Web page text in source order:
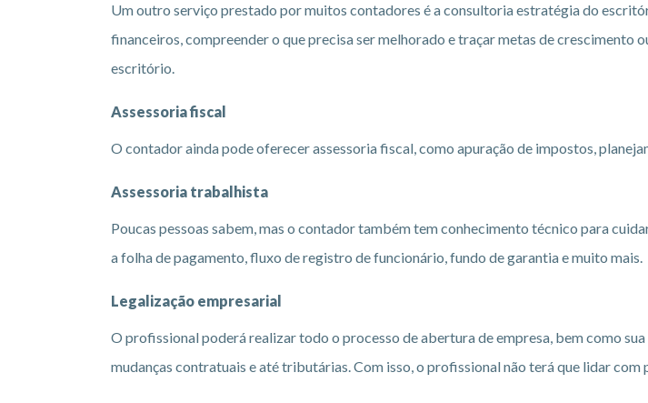
Um outro serviço prestado por muitos contadores é a consultoria estratégia do
financeiros, compreender o que precisa ser melhorado e traçar metas de crescimento
escritório.
Assessoria fiscal
O contador ainda pode oferecer assessoria fiscal, como apuração de impostos,
Assessoria trabalhista
Poucas pessoas sabem, mas o contador também tem conhecimento técnico para
a folha de pagamento, fluxo de registro de funcionário, fundo de garantia e muito mais.
Legalização empresarial
O profissional poderá realizar todo o processo de abertura de empresa, bem como
mudanças contratuais e até tributárias. Com isso, o profissional não terá que lidar